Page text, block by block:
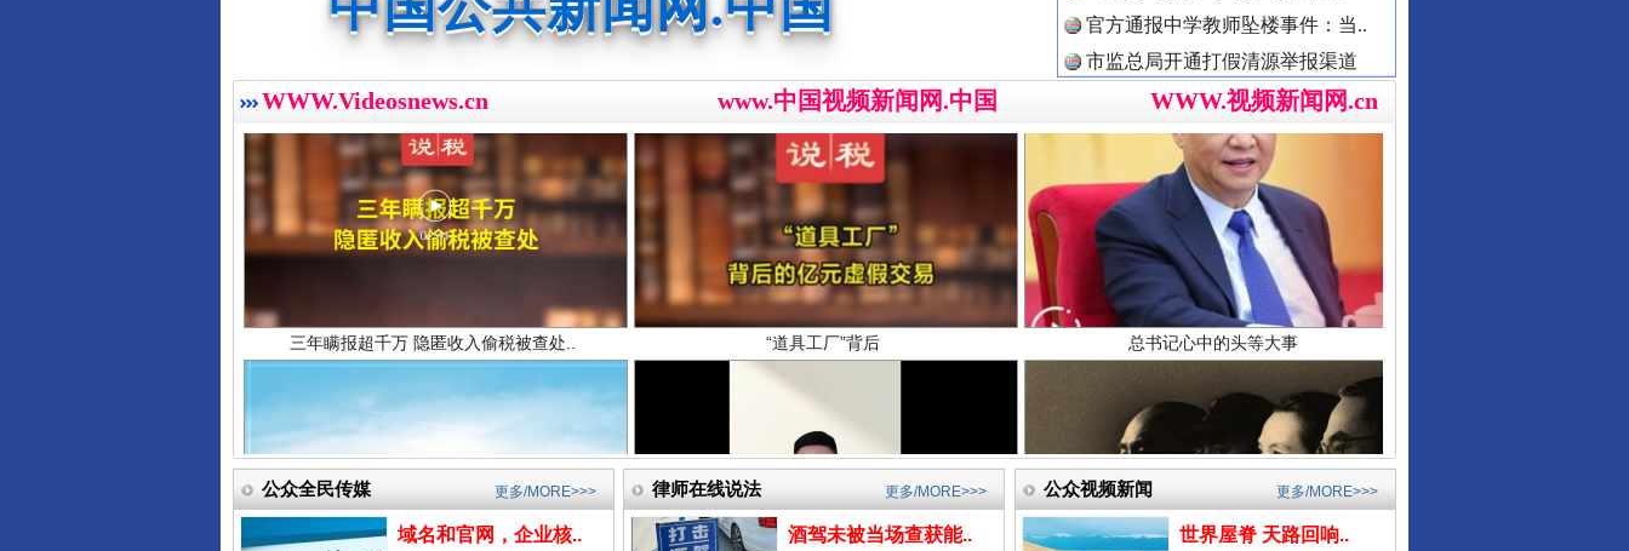
男子献血10年要求免诊查费遭拒
襄阳一村干部超占地建五层楼房
西北大学通报“教师贾某某涉嫌..
郴州市通报烟花零售店燃爆事件
不准学生带手纸入厕？教委回应
湖南卫健委通报“研究生失联”
县委书记在评论区回复网友诉求
居民在农业农村局上厕所遭辱骂
公立医院医生未完成创收被待岗..
郏县通报"15岁女孩被当街暴打"..
宁波通报患儿术后离世医疗事件
襄阳多家精神病医院被曝骗医保
成都成华区深夜通报"非遗"乱象..
官方通报国企董事长打人被拘
找国土所所长办事被借68万元？
中国法制新闻网.中国
中国法治新闻网.中国
中国法院新闻网.中国
中国检察新闻网.中国
中国医药新闻网.中国
WWW.Videosnews.cn www.中国视频新闻网.中国 WWW.视频新闻网.cn
三年瞒报超千万 隐匿收入偷税被查处.. “道具工厂”背后 总书记心中的头等大事
高回报！网警详解投资理财陷阱 东部战区发布MV《若一去不回》
公众全民传媒
域名和官网，企业核..
更多/MORE>>> 律师在线说法
酒驾未被当场查获能..
更多/MORE>>> 公众视频新闻
世界屋脊 天路回响..
更多/MORE>>>